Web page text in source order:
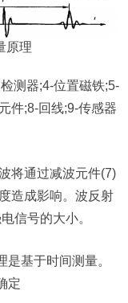
原理
测器;4-位置磁铁;5-
件;8-回线;9-传感器
通过减波元件(7)
造成影响。波反射
信号的大小。
基于时间测量。
定